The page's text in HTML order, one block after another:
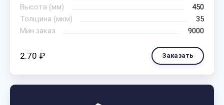
Высота (мм)
450
Толщина (мкм)
35
Мин.заказ
9000
2.70 ₽ Заказать